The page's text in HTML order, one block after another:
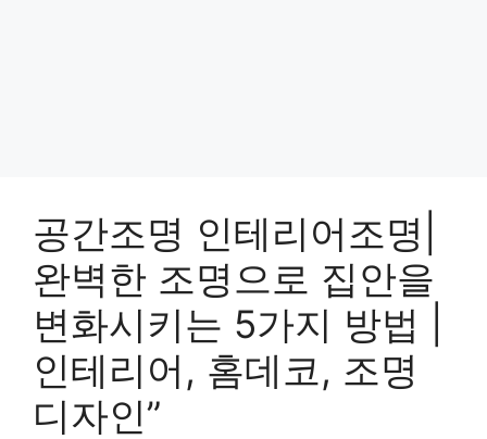
공간조명 인테리어조명|
완벽한 조명으로 집안을
변화시키는 5가지 방법 |
인테리어, 홈데코, 조명
디자인”